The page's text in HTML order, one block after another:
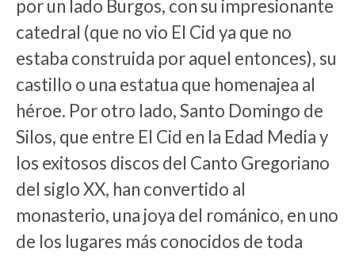
por un lado Burgos, con su impresionante
catedral (que no vio El Cid ya que no
estaba construida por aquel entonces), su
castillo o una estatua que homenajea al
héroe. Por otro lado, Santo Domingo de
Silos, que entre El Cid en la Edad Media y
los exitosos discos del Canto Gregoriano
del siglo XX, han convertido al
monasterio, una joya del románico, en uno
de los lugares más conocidos de toda